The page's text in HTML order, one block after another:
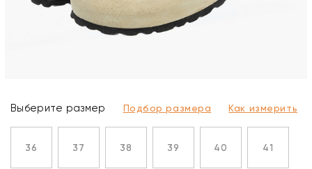
Выберите размер Подбор размера Как измерить
36 37 38 39 40 41